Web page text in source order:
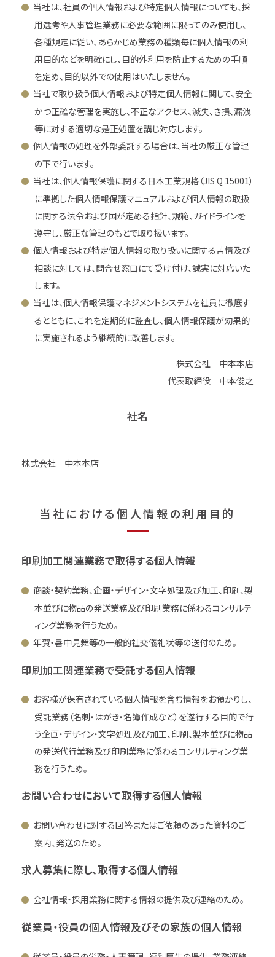
当社は、社員の個人情報および特定個人情報についても、採
用選考や人事管理業務に必要な範囲に限ってのみ使用し、
各種規定に従い、あらかじめ業務の種類毎に個人情報の利
用目的などを明確にし、目的外利用を防止するための手順
を定め、目的以外での使用はいたしません。
当社で取り扱う個人情報および特定個人情報に関して、安全
かつ正確な管理を実施し、不正なアクセス、滅失、き損、漏洩
等に対する適切な是正処置を講じ対応します。
個人情報の処理を外部委託する場合は、当社の厳正な管理
の下で行います。
当社は、個人情報保護に関する日本工業規格（JIS Q 15001）
に準拠した個人情報保護マニュアルおよび個人情報の取扱
に関する法令および国が定める指針、規範、ガイドラインを
遵守し、厳正な管理のもとで取り扱います。
個人情報および特定個人情報の取り扱いに関する苦情及び
相談に対しては、問合せ窓口にて受け付け、誠実に対応いた
します。
当社は、個人情報保護マネジメントシステムを社員に徹底す
るとともに、これを定期的に監査し、個人情報保護が効果的
に実施されるよう継続的に改善します。
株式会社 中本本店
代表取締役 中本俊之
社名
株式会社 中本本店
当 社に おける個 人情報の利 用 目 的
印刷加工関連業務で取得する個人情報
商談・契約業務、企画・デザイン・文字処理及び加工、印刷、製
本並びに物品の発送業務及び印刷業務に係わるコンサルテ
ィング業務を行うため。
年賀・暑中見舞等の一般的社交儀礼状等の送付のため。
印刷加工関連業務で受託する個人情報
お客様が保有されている個人情報を含む情報をお預かりし、
受託業務（名刺・はがき・名簿作成など）を遂行する目的で行
う企画・デザイン・文字処理及び加工、印刷、製本並びに物品
の発送代行業務及び印刷業務に係わるコンサルティング業
務を行うため。
お問い合わせにおいて取得する個人情報
お問い合わせに対する回答またはご依頼のあった資料のご
案内、発送のため。
求人募集に際し、取得する個人情報
会社情報・採用業務に関する情報の提供及び連絡のため。
従業員・役員の個人情報及びその家族の個人情報